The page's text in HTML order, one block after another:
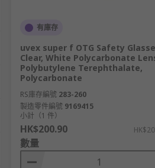
or restrict vision
functionality of any other PPE
and cleanable
有庫存
uvex super f OTG Safety
Clear, White Polycarbonate
Polybutylene Terephthalate,
Polycarbonate
RS庫存編號 283-260
製造零件編號 9169415
小計（1 件）
HK$200.90
數量